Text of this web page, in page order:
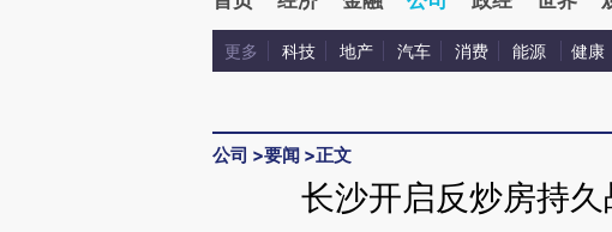
更多 科技 地产 汽车 消费 能源 健康
公司 >要闻 >正文
长沙开启反炒房持